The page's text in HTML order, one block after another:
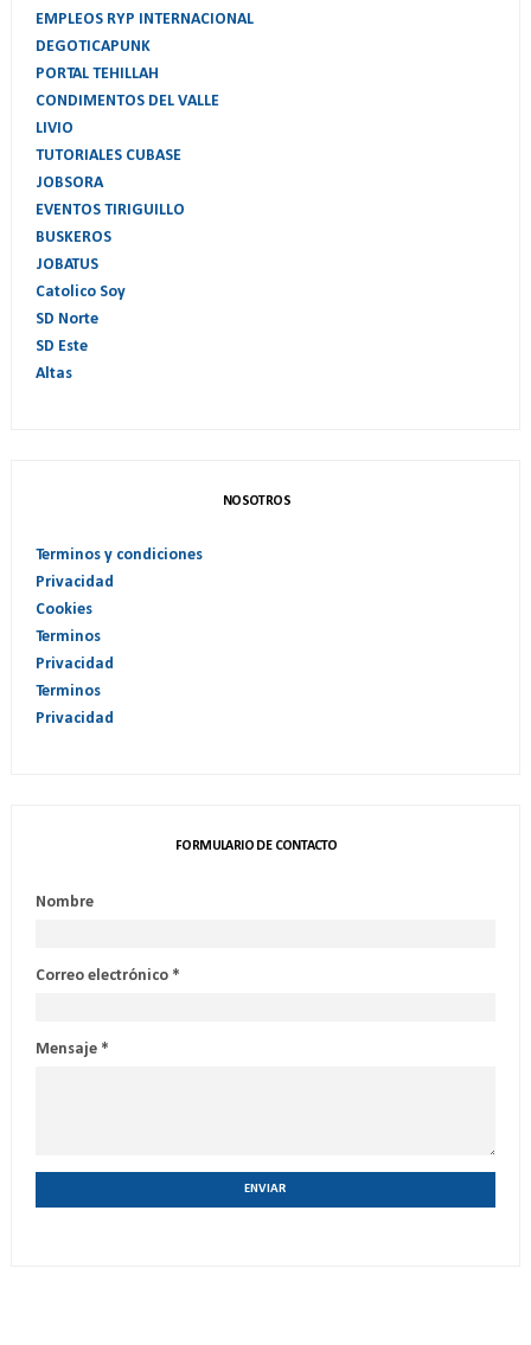
EMPLEOS RYP INTERNACIONAL
DEGOTICAPUNK
PORTAL TEHILLAH
CONDIMENTOS DEL VALLE
LIVIO
TUTORIALES CUBASE
JOBSORA
EVENTOS TIRIGUILLO
BUSKEROS
JOBATUS
Catolico Soy
SD Norte
SD Este
Altas
NOSOTROS
Terminos y condiciones
Privacidad
Cookies
Terminos
Privacidad
Terminos
Privacidad
FORMULARIO DE CONTACTO
Nombre
Correo electrónico *
Mensaje *